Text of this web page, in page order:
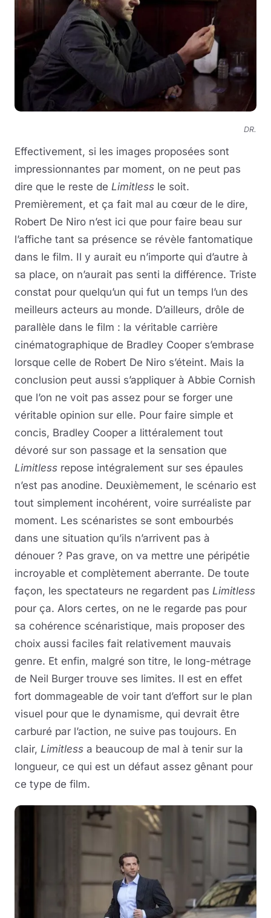
DR.
Effectivement, si les images proposées sont
impressionnantes par moment, on ne peut pas
dire que le reste de Limitless le soit.
Premièrement, et ça fait mal au cœur de le dire,
Robert De Niro n’est ici que pour faire beau sur
l’affiche tant sa présence se révèle fantomatique
dans le film. Il y aurait eu n’importe qui d’autre à
sa place, on n’aurait pas senti la différence. Triste
constat pour quelqu’un qui fut un temps l’un des
meilleurs acteurs au monde. D’ailleurs, drôle de
parallèle dans le film : la véritable carrière
cinématographique de Bradley Cooper s’embrase
lorsque celle de Robert De Niro s’éteint. Mais la
conclusion peut aussi s’appliquer à Abbie Cornish
que l’on ne voit pas assez pour se forger une
véritable opinion sur elle. Pour faire simple et
concis, Bradley Cooper a littéralement tout
dévoré sur son passage et la sensation que
Limitless repose intégralement sur ses épaules
n’est pas anodine. Deuxièmement, le scénario est
tout simplement incohérent, voire surréaliste par
moment. Les scénaristes se sont embourbés
dans une situation qu’ils n’arrivent pas à
dénouer ? Pas grave, on va mettre une péripétie
incroyable et complètement aberrante. De toute
façon, les spectateurs ne regardent pas Limitless
pour ça. Alors certes, on ne le regarde pas pour
sa cohérence scénaristique, mais proposer des
choix aussi faciles fait relativement mauvais
genre. Et enfin, malgré son titre, le long-métrage
de Neil Burger trouve ses limites. Il est en effet
fort dommageable de voir tant d’effort sur le plan
visuel pour que le dynamisme, qui devrait être
carburé par l’action, ne suive pas toujours. En
clair, Limitless a beaucoup de mal à tenir sur la
longueur, ce qui est un défaut assez gênant pour
ce type de film.